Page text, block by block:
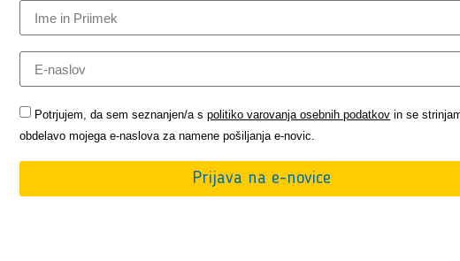
Potrjujem, da sem seznanjen/a spolitiko varovanja osebnih podatkov in se
obdelavo mojega e-naslova za namene pošiljanja e-novic.
Prijava na e-novice